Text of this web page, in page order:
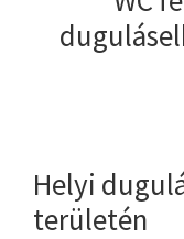
Helyi
területén